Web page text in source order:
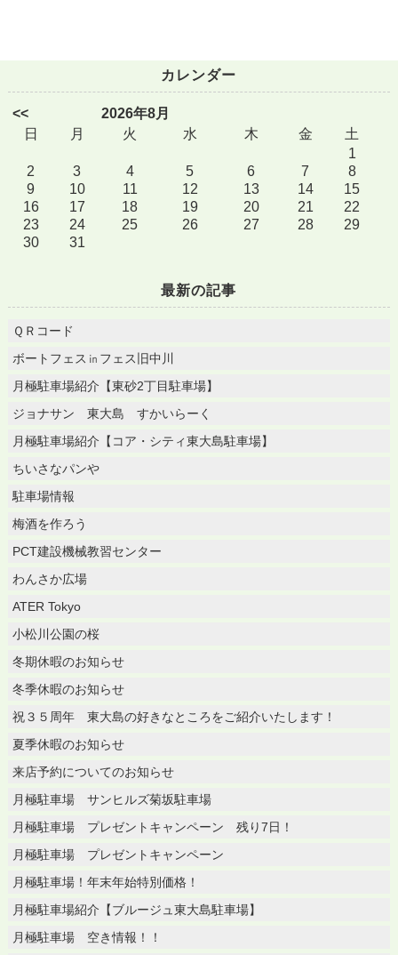
カレンダー
<<
2026年8月
日
月 火 水 木 金
土
1
2
3 4 5 6 7
8
9
10 11 12 13 14
15
16
17 18 19 20 21
22
23
24 25 26 27 28
29
30
31
最新の記事
ＱＲコード
ボートフェス㏌フェス旧中川
月極駐車場紹介【東砂2丁目駐車場】
ジョナサン 東大島 すかいらーく
月極駐車場紹介【コア・シティ東大島駐車場】
ちいさなパンや
駐車場情報
梅酒を作ろう
PCT建設機械教習センター
わんさか広場
ATER Tokyo
小松川公園の桜
冬期休暇のお知らせ
冬季休暇のお知らせ
祝３５周年 東大島の好きなところをご紹介いたします！
夏季休暇のお知らせ
来店予約についてのお知らせ
月極駐車場 サンヒルズ菊坂駐車場
月極駐車場 プレゼントキャンペーン 残り7日！
月極駐車場 プレゼントキャンペーン
月極駐車場！年末年始特別価格！
月極駐車場紹介【ブルージュ東大島駐車場】
月極駐車場 空き情報！！